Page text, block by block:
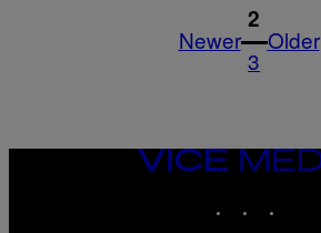
Newer
1
2
3
Older
VICE
MEDIA